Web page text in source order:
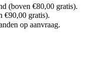
(boven €80,00 gratis).
€90,00 gratis).
op aanvraag.